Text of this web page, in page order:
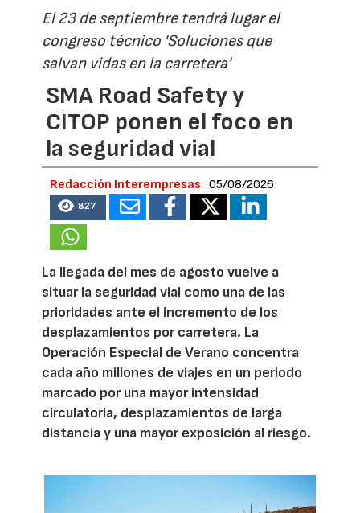
El 23 de septiembre tendrá lugar el
congreso técnico 'Soluciones que
salvan vidas en la carretera'
SMA Road Safety y
CITOP ponen el foco en
la seguridad vial
Redacción Interempresas 05/08/2026
827
La llegada del mes de agosto vuelve a
situar la seguridad vial como una de las
prioridades ante el incremento de los
desplazamientos por carretera. La
Operación Especial de Verano concentra
cada año millones de viajes en un periodo
marcado por una mayor intensidad
circulatoria, desplazamientos de larga
distancia y una mayor exposición al riesgo.